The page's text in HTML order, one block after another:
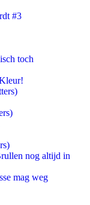
#3
toch
nog altijd in
mag weg